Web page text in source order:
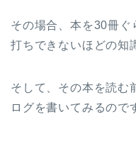
その場合、本を30冊ぐ
打ちできないほどの知
そして、その本を読む
ログを書いてみるので